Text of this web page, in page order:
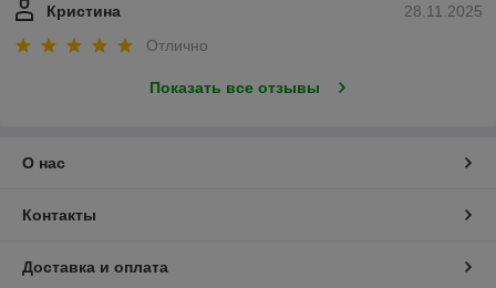
28.11.2025
Кристина
Отлично
Показать все отзывы
О нас
Контакты
Доставка и оплата